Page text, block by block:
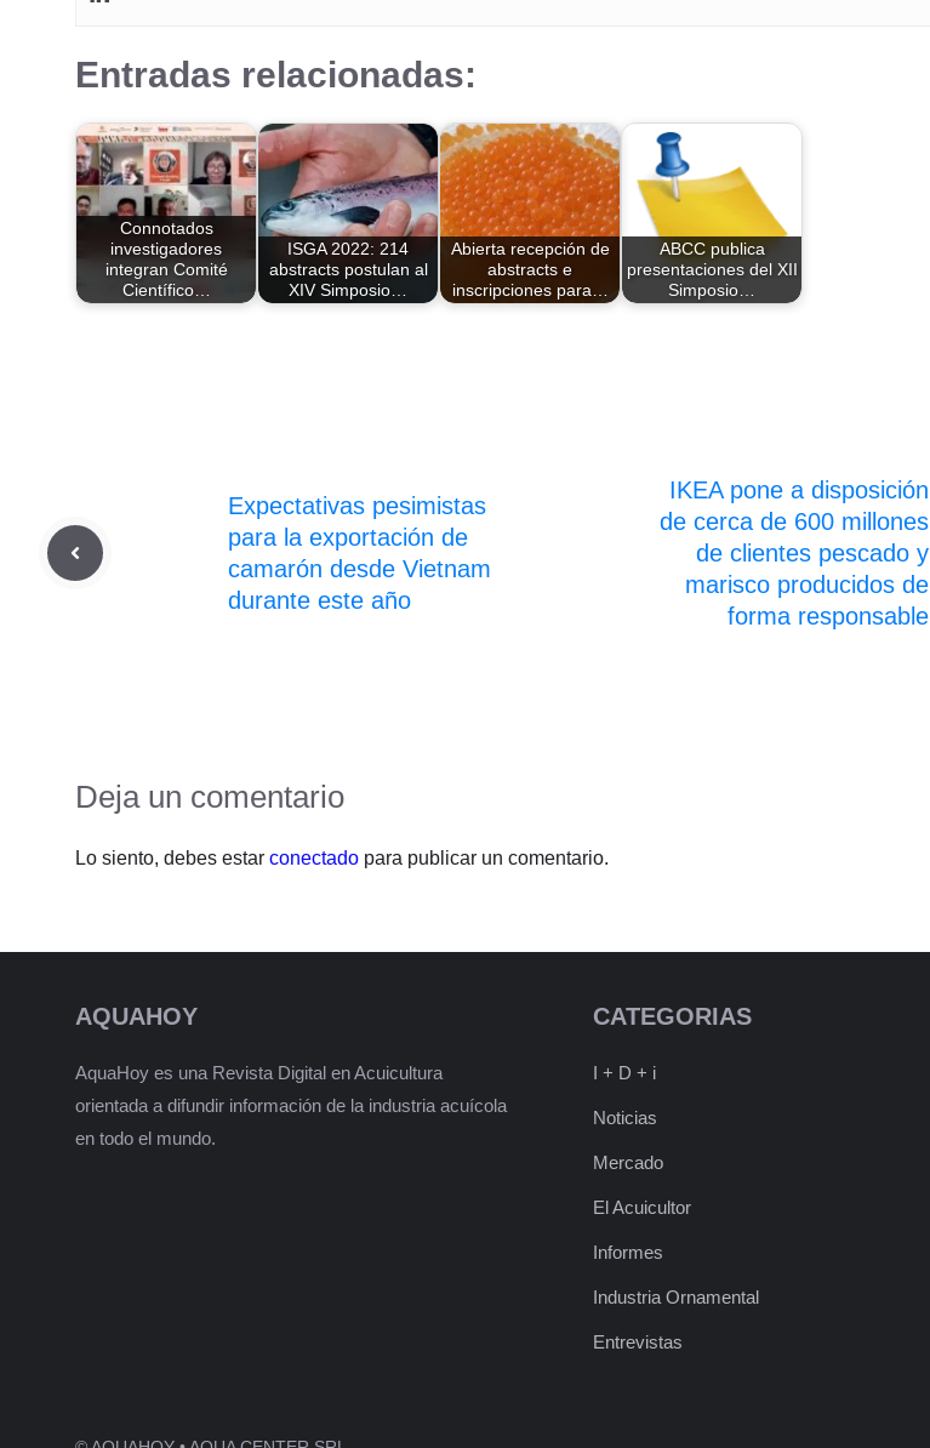
Entradas relacionadas:
Connotados
investigadores
integran Comité
Científico…
ISGA 2022: 214
abstracts postulan al
XIV Simposio…
Abierta recepción de
abstracts e
inscripciones para…
ABCC publica
presentaciones del XII
Simposio…
Expectativas pesimistas
para la exportación de
camarón desde Vietnam
durante este año
IKEA pone a disposición
de cerca de 600 millones
de clientes pescado y
marisco producidos de
forma responsable
Deja un comentario
Lo siento, debes estar conectado para publicar un comentario.
AQUAHOY
AquaHoy es una Revista Digital en Acuicultura
orientada a difundir información de la industria acuícola
en todo el mundo.
CATEGORIAS
I + D + i
Noticias
Mercado
El Acuicultor
Informes
Industria Ornamental
Entrevistas